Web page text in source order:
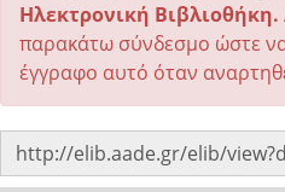
Ηλεκτρονική Βιβλιοθήκη.
παρακάτω σύνδεσμο ώστε
έγγραφο αυτό όταν